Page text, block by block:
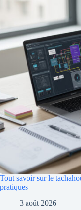
Tout savoir sur le
pratiques
3 août 2026